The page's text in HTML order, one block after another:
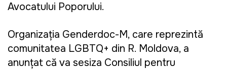
Avocatului Poporului.
Organizația Genderdoc-M, care reprezintă
comunitatea LGBTQ+ din R. Moldova, a
anunțat că va sesiza Consiliul pentru